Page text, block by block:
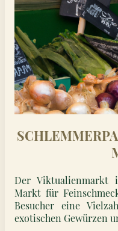
Der
Markt für
Besucher eine
exotischen Gewürzen